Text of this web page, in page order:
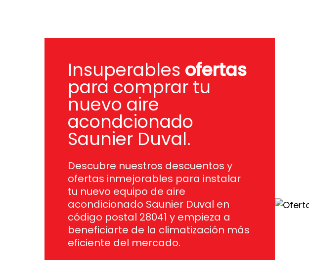
Insuperables ofertas
para comprar tu
nuevo aire
acondcionado
Saunier Duval.
Descubre nuestros descuentos y
ofertas inmejorables para instalar
tu nuevo equipo de aire
acondicionado Saunier Duval en
código postal 28041 y empieza a
beneficiarte de la climatización más
eficiente del mercado.